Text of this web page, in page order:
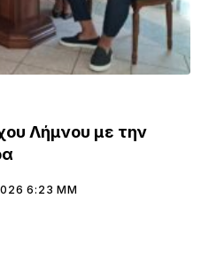
Λήμνου με την
6:23 ΜΜ